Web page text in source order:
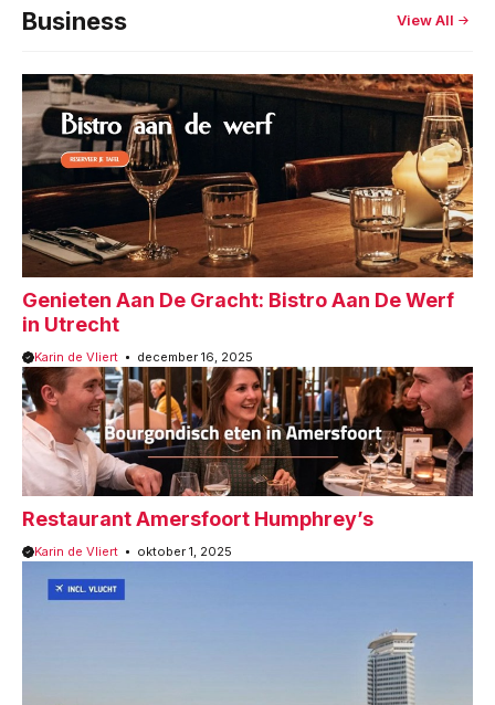
Business View All
Genieten Aan De Gracht: Bistro Aan De Werf
in Utrecht
Karin de Vliert december 16, 2025
Restaurant Amersfoort Humphrey’s
Karin de Vliert oktober 1, 2025